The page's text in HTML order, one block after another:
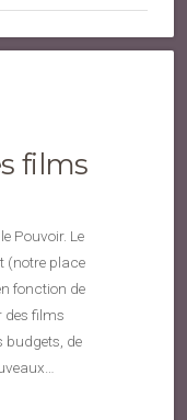
films
Pouvoir. Le
(notre place
fonction de
des films
budgets, de